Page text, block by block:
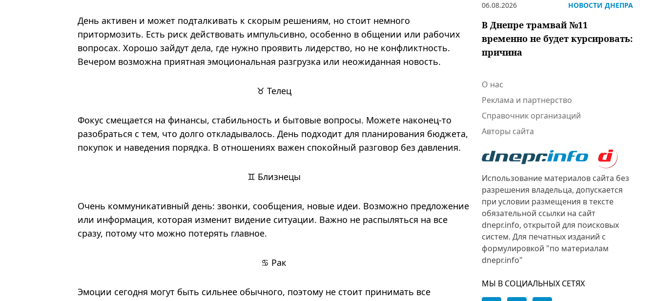
День активен и может подталкивать к скорым решениям, но стоит немного
притормозить. Есть риск действовать импульсивно, особенно в общении или рабочих
вопросах. Хорошо зайдут дела, где нужно проявить лидерство, но не конфликтность.
Вечером возможна приятная эмоциональная разгрузка или неожиданная новость.
♉ Телец
Фокус смещается на финансы, стабильность и бытовые вопросы. Можете наконец-то
разобраться с тем, что долго откладывалось. День подходит для планирования бюджета,
покупок и наведения порядка. В отношениях важен спокойный разговор без давления.
♊ Близнецы
Очень коммуникативный день: звонки, сообщения, новые идеи. Возможно предложение
или информация, которая изменит видение ситуации. Важно не распыляться на все
сразу, потому что можно потерять главное.
♋ Рак
Эмоции сегодня могут быть сильнее обычного, поэтому не стоит принимать все
06.08.2026 НОВОСТИ ДНЕПРА
В Днепре трамвай №11
временно не будет курсировать:
причина
О нас
Реклама и партнерство
Справочник организаций
Авторы сайта
Использование материалов сайта без
разрешения владельца, допускается
при условии размещения в тексте
обязательной ссылки на сайт
dnepr.info, открытой для поисковых
систем. Для печатных изданий с
формулировкой "по материалам
dnepr.info"
МЫ В СОЦИАЛЬНЫХ СЕТЯХ